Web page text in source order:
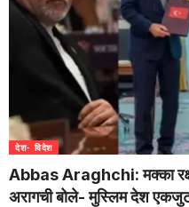
देश- विदेश
Abbas Araghchi: मक्का
अरागची बोले- मुस्लिम देश एकजुट